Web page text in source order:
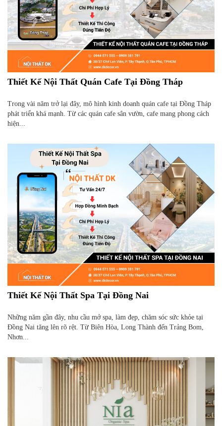
Thiết Kế Nội Thất Quán Cafe Tại Đồng Tháp
Trong vài năm trở lại đây, mô hình kinh doanh quán cafe tại Đồng Tháp
phát triển khá mạnh. Từ các quán cafe sân vườn, cafe mang phong cách
hiện...
Thiết Kế Nội Thất Spa Tại Đồng Nai
Những năm gần đây, nhu cầu mở spa, làm đẹp, chăm sóc sức khỏe tại
Đồng Nai tăng lên rõ rệt. Từ Biên Hòa, Long Thành đến Trảng Bom,
Nhơn...